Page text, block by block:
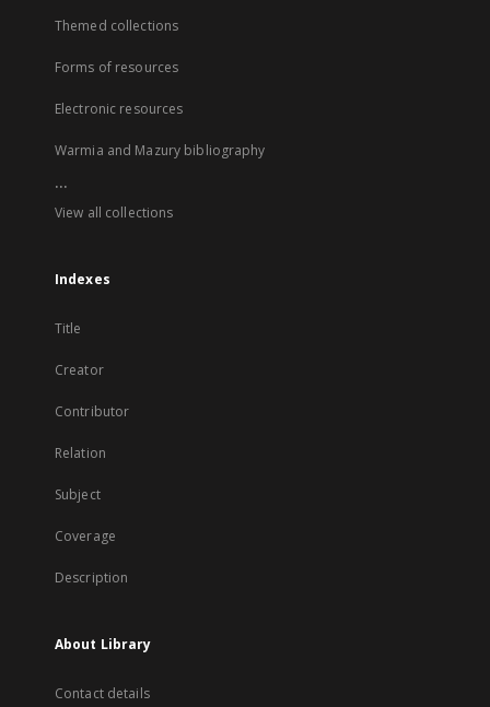
Themed collections
Forms of resources
Electronic resources
Warmia and Mazury bibliography
...
View all collections
Indexes
Title
Creator
Contributor
Relation
Subject
Coverage
Description
About Library
Contact details